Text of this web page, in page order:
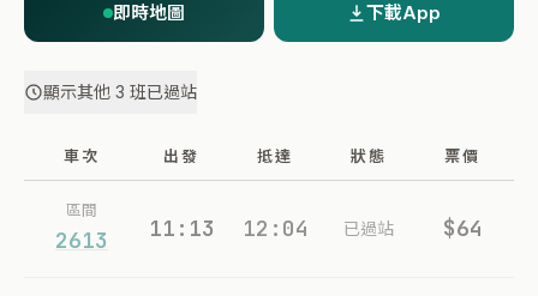
即時地圖 下載App
顯示其他 3 班已過站
車次 出發 抵達 狀態 票價
區間
2613 11:13 12:04 已過站 $64